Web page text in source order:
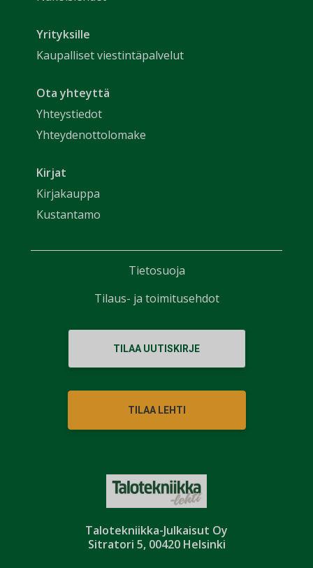
Talotekniikka-Julkaisut Oy
Sitratori 5, 00420 Helsinki
Yrityksille
Kaupalliset viestintäpalvelut
Ota yhteyttä
Yhteystiedot
Yhteydenottolomake
Kirjat
Kirjakauppa
Kustantamo
TILAA UUTISKIRJE
TILAA LEHTI
Tietosuoja
Tilaus- ja toimitusehdot